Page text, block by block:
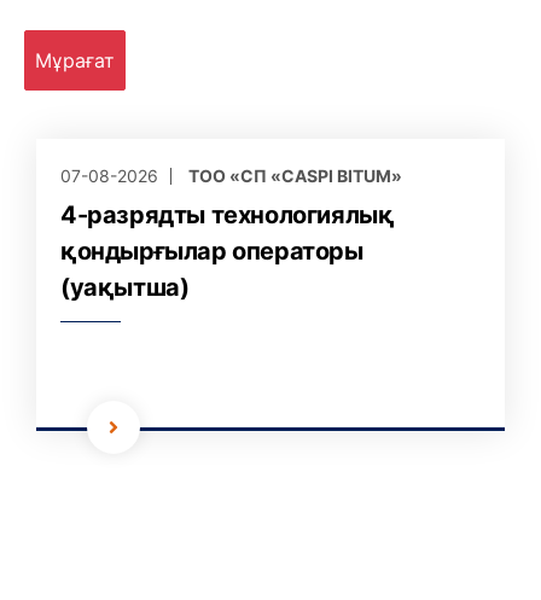
Мұрағат
07-08-2026 ТОО «СП «CASPI BITUM»
4-разрядты технологиялық
қондырғылар операторы
(уақытша)